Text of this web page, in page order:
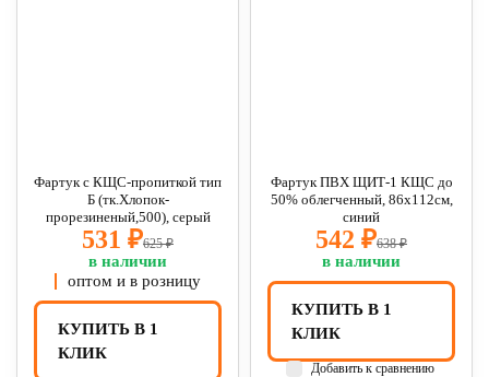
Фартук с КЩС-пропиткой тип
Б (тк.Хлопок-
прорезиненый,500), серый
531 ₽625 ₽
в наличии
оптом и в розницу
КУПИТЬ В 1
КЛИК
Фартук ПВХ ЩИТ-1 КЩС до
50% облегченный, 86х112см,
синий
542 ₽638 ₽
в наличии
КУПИТЬ В 1
КЛИК
Добавить к сравнению